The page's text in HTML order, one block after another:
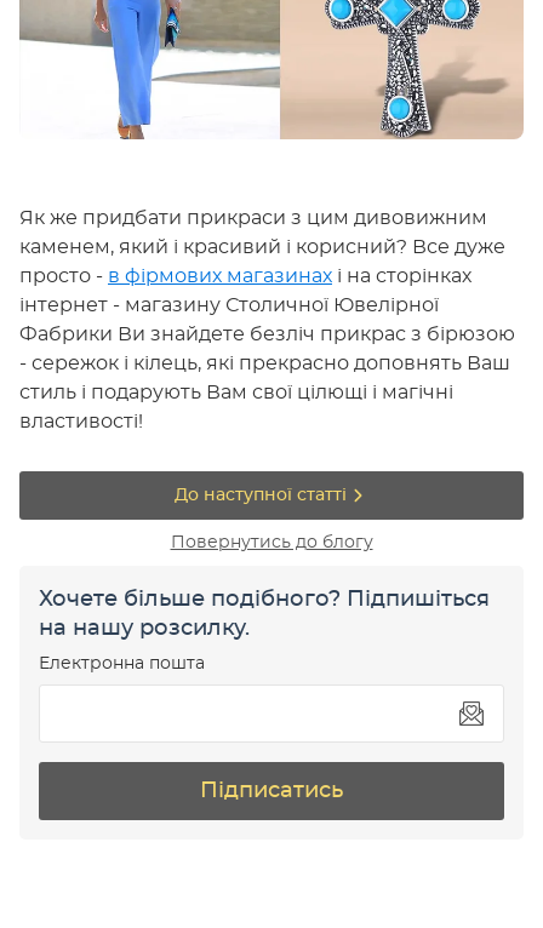
Як же придбати прикраси з цим дивовижним
каменем, який і красивий і корисний? Все дуже
просто - в фірмових магазинах і на сторінках
інтернет - магазину Столичної Ювелірної
Фабрики Ви знайдете безліч прикрас з бірюзою
- сережок і кілець, які прекрасно доповнять Ваш
стиль і подарують Вам свої цілющі і магічні
властивості!
До наступної статті
Повернутись до блогу
Хочете більше подібного? Підпишіться
на нашу розсилку.
Електронна пошта
Підписатись